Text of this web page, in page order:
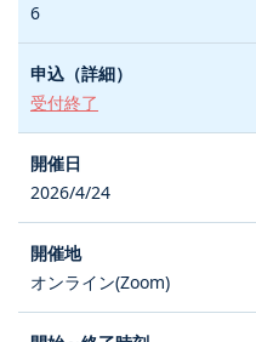
6
受付終了
2026/4/24
オンライン(Zoom)